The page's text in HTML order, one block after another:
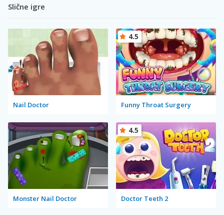
Slične igre
Nail Doctor Funny Throat Surgery
4.5
Monster Nail Doctor Doctor Teeth 2
4.5